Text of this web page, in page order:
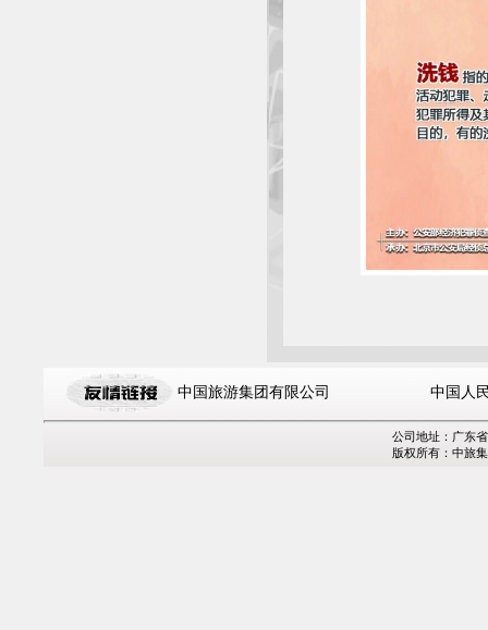
中国旅游集团有限公司 中国人
公司地址：广东
版权所有：中旅